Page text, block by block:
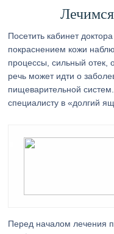
Посетить кабинет
покраснением кожи
процессы, сильный отек,
речь может идти о
пищеварительной
специалисту в «долгий
Перед началом лечения